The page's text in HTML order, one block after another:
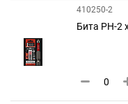
410250-2
Бита РH-2